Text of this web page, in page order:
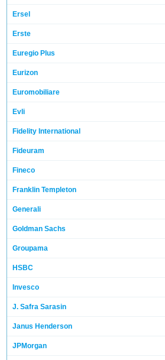
Ersel
Erste
Euregio Plus
Eurizon
Euromobiliare
Evli
Fidelity International
Fideuram
Fineco
Franklin Templeton
Generali
Goldman Sachs
Groupama
HSBC
Invesco
J. Safra Sarasin
Janus Henderson
JPMorgan